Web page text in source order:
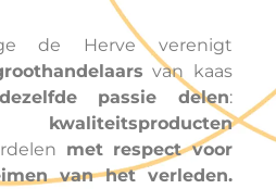
de Herve verenigt
van kaas
passie delen:
met respect voor
van het verleden.